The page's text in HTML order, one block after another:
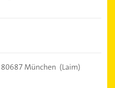
80687 München (Laim)